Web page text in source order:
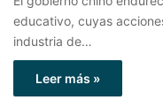
educativo, cuyas
industria de…
Leer más »